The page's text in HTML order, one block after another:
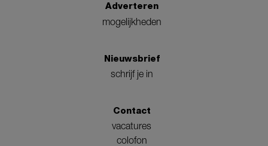
Adverteren
mogelijkheden
Nieuwsbrief
schrijf je in
Contact
vacatures
colofon